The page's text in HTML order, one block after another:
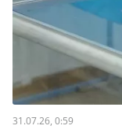
31.07.26, 0:59